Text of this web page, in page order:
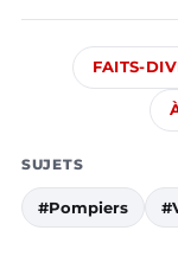
FAITS-
SUJETS
#Pompiers